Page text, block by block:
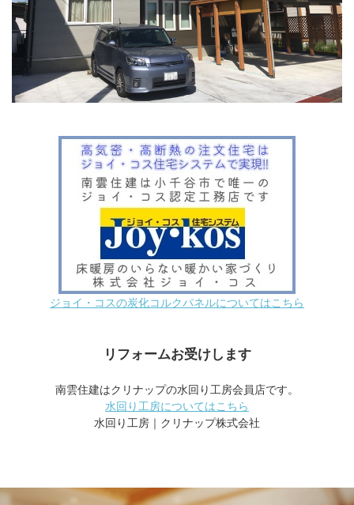
ジョイ・コスの炭化コルクパネルについてはこちら
リフォームお受けします
南雲住建はクリナップの水回り工房会員店です。
水回り工房についてはこちら
水回り工房｜クリナップ株式会社